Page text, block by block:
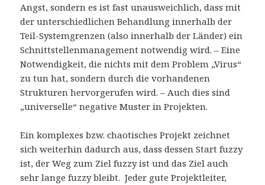
Angst, sondern es ist fast unausweichlich, dass mit
der unterschiedlichen Behandlung innerhalb der
Teil-Systemgrenzen (also innerhalb der Länder) ein
Schnittstellenmanagement notwendig wird. – Eine
Notwendigkeit, die nichts mit dem Problem „Virus“
zu tun hat, sondern durch die vorhandenen
Strukturen hervorgerufen wird. – Auch dies sind
„universelle“ negative Muster in Projekten.
Ein komplexes bzw. chaotisches Projekt zeichnet
sich weiterhin dadurch aus, dass dessen Start fuzzy
ist, der Weg zum Ziel fuzzy ist und das Ziel auch
sehr lange fuzzy bleibt. Jeder gute Projektleiter,